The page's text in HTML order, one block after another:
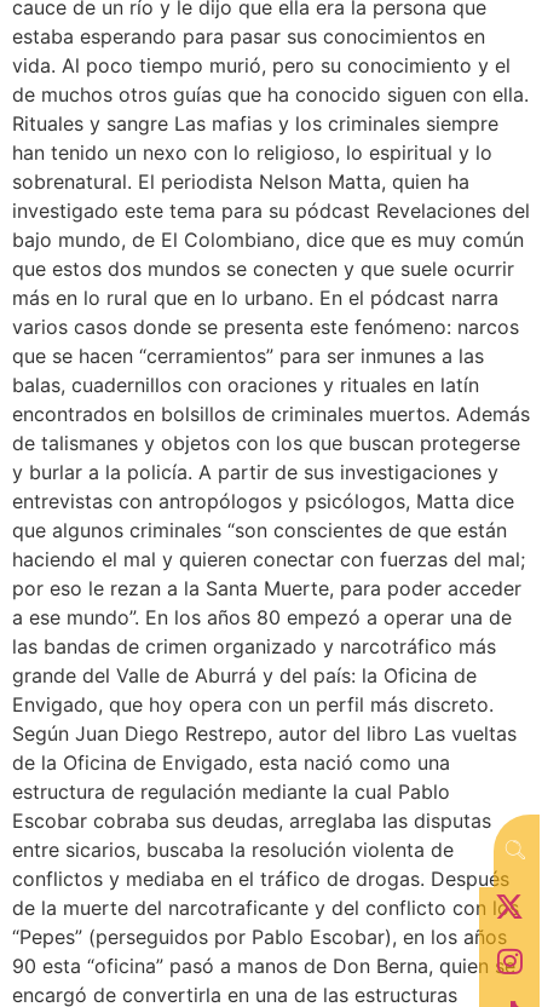
cauce de un río y le dijo que ella era la persona que
estaba esperando para pasar sus conocimientos en
vida. Al poco tiempo murió, pero su conocimiento y el
de muchos otros guías que ha conocido siguen con ella.
Rituales y sangre Las mafias y los criminales siempre
han tenido un nexo con lo religioso, lo espiritual y lo
sobrenatural. El periodista Nelson Matta, quien ha
investigado este tema para su pódcast Revelaciones del
bajo mundo, de El Colombiano, dice que es muy común
que estos dos mundos se conecten y que suele ocurrir
más en lo rural que en lo urbano. En el pódcast narra
varios casos donde se presenta este fenómeno: narcos
que se hacen “cerramientos” para ser inmunes a las
balas, cuadernillos con oraciones y rituales en latín
encontrados en bolsillos de criminales muertos. Además
de talismanes y objetos con los que buscan protegerse
y burlar a la policía. A partir de sus investigaciones y
entrevistas con antropólogos y psicólogos, Matta dice
que algunos criminales “son conscientes de que están
haciendo el mal y quieren conectar con fuerzas del mal;
por eso le rezan a la Santa Muerte, para poder acceder
a ese mundo”. En los años 80 empezó a operar una de
las bandas de crimen organizado y narcotráfico más
grande del Valle de Aburrá y del país: la Oficina de
Envigado, que hoy opera con un perfil más discreto.
Según Juan Diego Restrepo, autor del libro Las vueltas
de la Oficina de Envigado, esta nació como una
estructura de regulación mediante la cual Pablo
Escobar cobraba sus deudas, arreglaba las disputas
entre sicarios, buscaba la resolución violenta de
conflictos y mediaba en el tráfico de drogas. Después
de la muerte del narcotraficante y del conflicto con los
“Pepes” (perseguidos por Pablo Escobar), en los años
90 esta “oficina” pasó a manos de Don Berna, quien se
encargó de convertirla en una de las estructuras